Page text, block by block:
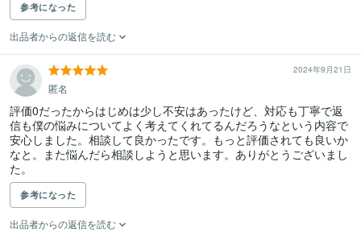
参考になった
出品者からの返信を読む
2024年9月21日
匿名
評価0だったからはじめは少し不安はあったけど、対応も丁寧で返
信も僕の悩みについてよく考えてくれてるんだろうなという内容で
安心しました。相談して良かったです。もっと評価されても良いか
なと。また悩んだら相談しようと思います。ありがとうございまし
た。
参考になった
出品者からの返信を読む